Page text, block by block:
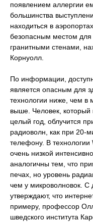
появлением аллергии
большинства
находиться в
безопасным местом для
гранитными стенами,
Корнуолл.
По информации,
является опасным для
технологии ниже, чем в
выше. Человек, который
целый год, облучится
радиоволн, как при 20-
телефону. В
очень низкой
аналогичны тем, что
печах, но уровень
чем у микроволновок. С
утверждают, что
примеру, профессор
шведского института